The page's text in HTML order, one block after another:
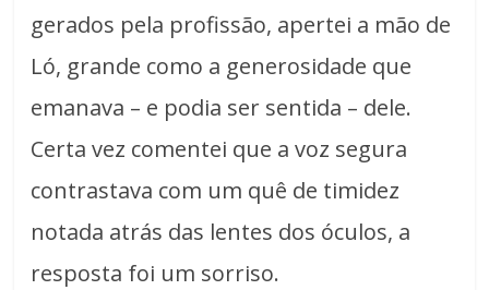
gerados pela profissão, apertei a mão de
Ló, grande como a generosidade que
emanava – e podia ser sentida – dele.
Certa vez comentei que a voz segura
contrastava com um quê de timidez
notada atrás das lentes dos óculos, a
resposta foi um sorriso.